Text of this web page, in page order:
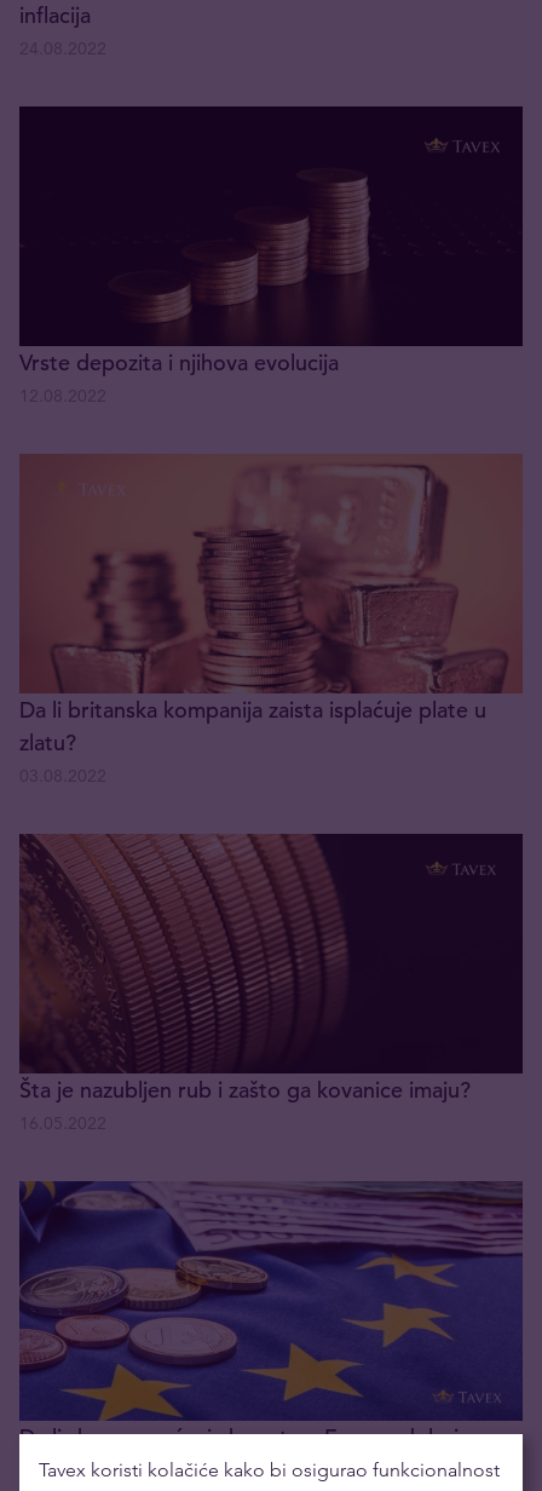
inflacija
Vrste depozita i njihova evolucija
Da li britanska kompanija zaista isplaćuje plate u
zlatu?
Šta je nazubljen rub i zašto ga kovanice imaju?
Da li zbog povećanja kamate u Evropu dolazi
ekonomska kriza?
Tavex koristi kolačiće kako bi osigurao funkcionalnost